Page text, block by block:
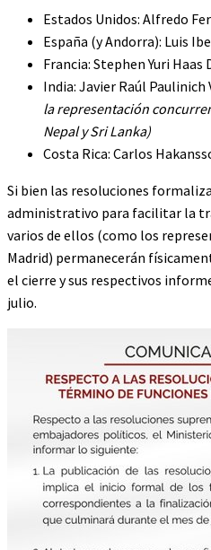
Estados Unidos: Alfredo
España (y Andorra): Luis
Francia: Stephen Yuri Haas
India: Javier Raúl Paulinich
la representación
Nepal y Sri Lanka)
Costa Rica: Carlos
Si bien las resoluciones
administrativo para facilitar la
varios de ellos (como los
Madrid) permanecerán
el cierre y sus respectivos
julio.